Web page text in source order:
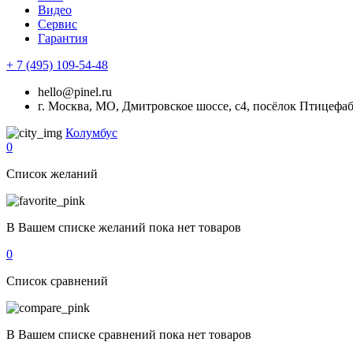
Видео
Сервис
Гарантия
+ 7 (495) 109-54-48
hello@pinel.ru
г. Москва, МО, Дмитровское шоссе, с4, посёлок
Колумбус
0
Список желаний
В Вашем списке желаний пока нет товаров
0
Список сравнений
В Вашем списке сравнений пока нет товаров